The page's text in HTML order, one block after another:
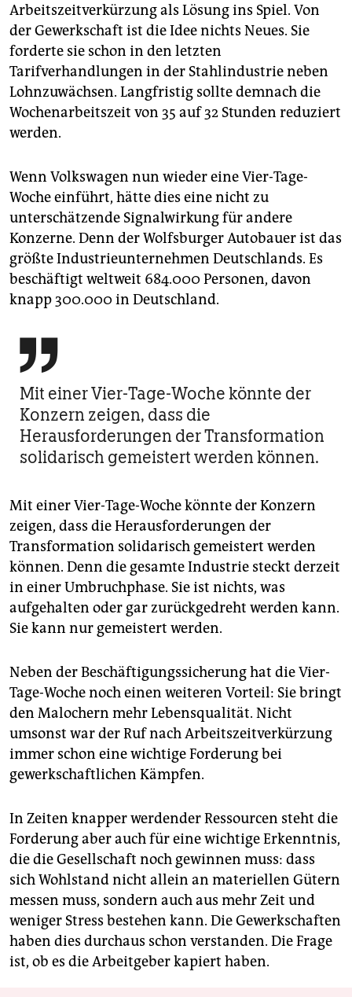
Arbeitszeitverkürzung als Lösung ins Spiel. Von
der Gewerkschaft ist die Idee nichts Neues. Sie
forderte sie schon in den letzten
Tarifverhandlungen in der Stahlindustrie neben
Lohnzuwächsen. Langfristig sollte demnach die
Wochenarbeitszeit von 35 auf 32 Stunden reduziert
werden.
Wenn Volkswagen nun wieder eine Vier-Tage-
Woche einführt, hätte dies eine nicht zu
unterschätzende Signalwirkung für andere
Konzerne. Denn der Wolfsburger Autobauer ist das
größte Industrieunternehmen Deutschlands. Es
beschäftigt weltweit 684.000 Personen, davon
knapp 300.000 in Deutschland.

Mit einer Vier-Tage-Woche könnte der
Konzern zeigen, dass die
Herausforderungen der Transformation
solidarisch gemeistert werden können.
Mit einer Vier-Tage-Woche könnte der Konzern
zeigen, dass die Herausforderungen der
Transformation solidarisch gemeistert werden
können. Denn die gesamte Industrie steckt derzeit
in einer Umbruchphase. Sie ist nichts, was
aufgehalten oder gar zurückgedreht werden kann.
Sie kann nur gemeistert werden.
Neben der Beschäftigungssicherung hat die Vier-
Tage-Woche noch einen weiteren Vorteil: Sie bringt
den Malochern mehr Lebensqualität. Nicht
umsonst war der Ruf nach Arbeitszeitverkürzung
immer schon eine wichtige Forderung bei
gewerkschaftlichen Kämpfen.
In Zeiten knapper werdender Ressourcen steht die
Forderung aber auch für eine wichtige Erkenntnis,
die die Gesellschaft noch gewinnen muss: dass
sich Wohlstand nicht allein an materiellen Gütern
messen muss, sondern auch aus mehr Zeit und
weniger Stress bestehen kann. Die Gewerkschaften
haben dies durchaus schon verstanden. Die Frage
ist, ob es die Arbeitgeber kapiert ­haben.